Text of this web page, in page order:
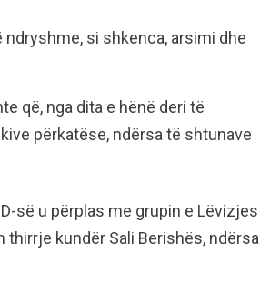
si shkenca, arsimi dhe
që, nga dita e hënë deri të
përkatëse, ndërsa të shtunave
së u përplas me grupin e Lëvizjes
kundër Sali Berishës, ndërsa